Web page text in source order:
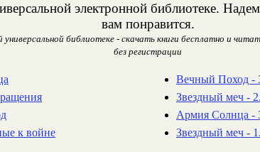
электронной библиотеке.
вам понравится.
библиотеке - скачать книги бесплатно и
без регистрации
к войне
Вечный Поход -
Звездный меч -
Армия Солнца -
Звездный меч -